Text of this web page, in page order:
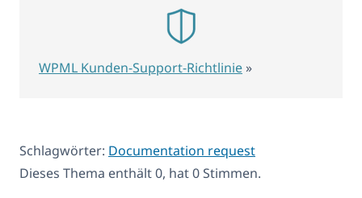
Schlagwörter: Documentation request
Dieses Thema enthält 0, hat 0 Stimmen.
WPML Kunden-Support-Richtlinie »